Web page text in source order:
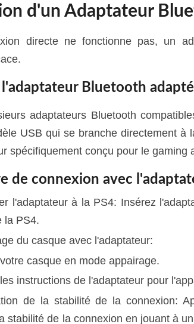
d'un Adaptateur
directe ne fonctionne pas, un
Bluetooth adapté
adaptateurs Bluetooth
USB qui se branche directement à
spécifiquement conçu pour le gaming
de connexion avec
l'adaptateur à la PS4: Insérez
la PS4.
du casque avec l'adaptateur:
casque en mode appairage.
instructions de l'adaptateur pour
de la stabilité de la connexion:
stabilité de la connexion en jouant à